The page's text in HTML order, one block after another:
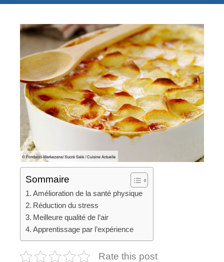
Sommaire
Amélioration de la santé physique
Réduction du stress
Meilleure qualité de l’air
Apprentissage par l’expérience
Rate this post